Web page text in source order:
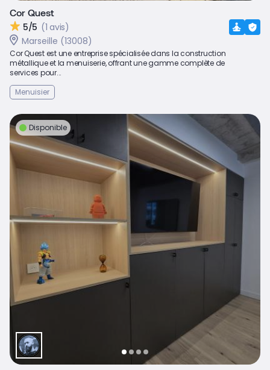
Cor Quest
5/5 (1 avis)
Marseille (13008)
Cor Quest est une entreprise spécialisée dans la construction
métallique et la menuiserie, offrant une gamme complète de
services pour...
Menuisier
Disponible